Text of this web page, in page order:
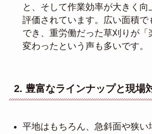
と、そして作業効率が大きく向
評価されています。広い面積で
でき、重労働だった草刈りが「
変わったという声も多いです。
2. 豊富なラインナップと現場
平地はもちろん、急斜面や狭い